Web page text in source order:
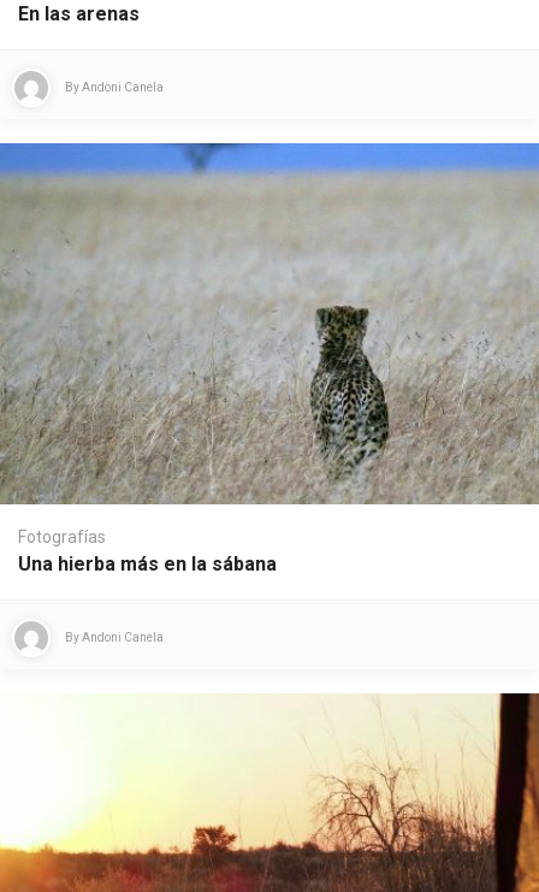
En las arenas
ByAndoni Canela
Fotografías
Una hierba más en la sábana
ByAndoni Canela